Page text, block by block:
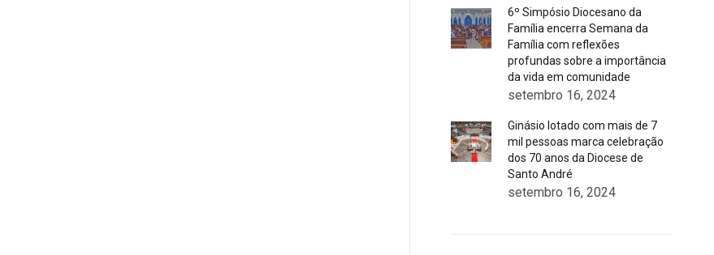
6º Simpósio Diocesano da
Família encerra Semana da
Família com reflexões
profundas sobre a importância
da vida em comunidade
setembro 16, 2024
Ginásio lotado com mais de 7
mil pessoas marca celebração
dos 70 anos da Diocese de
Santo André
setembro 16, 2024